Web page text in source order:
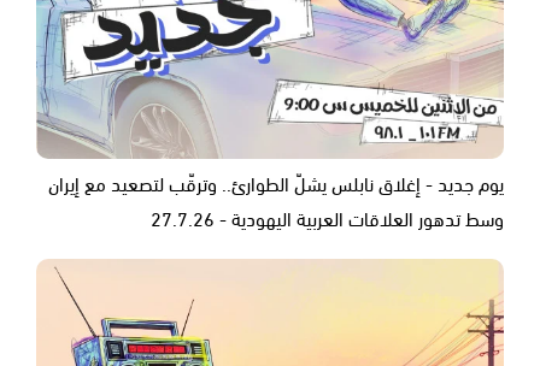
يوم جديد - إغلاق نابلس يشلّ الطوارئ.. وترقّب لتصعيد مع إيران
وسط تدهور العلاقات العربية اليهودية - 27.7.26